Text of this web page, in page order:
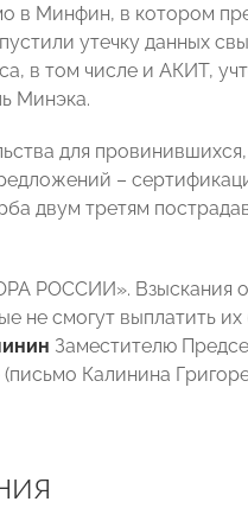
в Минфин, в котором
утечку данных
в том числе и АКИТ,
Минэка.
для
–
двум третям
РОССИИ». Взыскания
не смогут выплатить
Заместителю
(письмо Калинина